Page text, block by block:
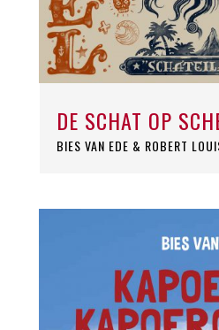
DE SCHAT OP
BIES VAN EDE & ROBERT